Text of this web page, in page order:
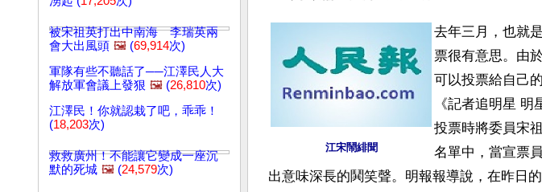
被宋祖英打出中南海 李瑞英兩
會大出風頭 🖼️ (69,914次)
軍隊有些不聽話了──江澤民人大
解放軍會議上發狠 🖼️ (26,810次)
江澤民！你就認栽了吧，乖乖！
(18,203次)
救救廣州！不能讓它變成一座沉
默的死城 🖼️ (24,579次)
江宋鬧緋聞
去年三月，也就
票很有意思。由
可以投票給自己
《記者追明星
投票時將委員宋
名單中，當宣票
出意味深長的鬨笑聲。明報報導說，在昨日